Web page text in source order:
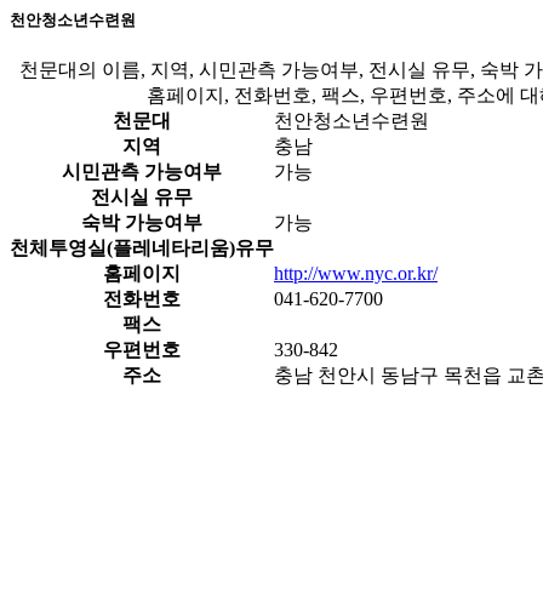
천안청소년수련원
천문대의 이름, 지역, 시민관측 가능여부, 전시실 유무, 숙박
홈페이지, 전화번호, 팩스, 우편번호, 주소에
천문대
천안청소년수련원
지역
충남
시민관측 가능여부
가능
전시실 유무
숙박 가능여부
가능
천체투영실(플레네타리움)유무
홈페이지
http://www.nyc.or.kr/
전화번호
041-620-7700
팩스
우편번호
330-842
주소
충남 천안시 동남구 목천읍 교